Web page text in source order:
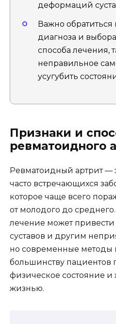
деформаций
Важно обратиться
диагноза и
способа лечения,
неправильное
усугубить
Признаки и
ревматоидного
Ревматоидный артрит —
часто встречающихся
которое чаще всего
от молодого до
лечение может
суставов и другим
но современные методы
большинству пациентов
физическое состояние
жизнью.